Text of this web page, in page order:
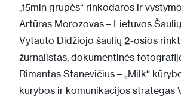
„15min grupės“ rinkodaros ir
Artūras Morozovas – Lietuvos
Vytauto Didžiojo šaulių 2-osios
žurnalistas, dokumentinės
Rimantas Stanevičius – „Milk“
kūrybos ir komunikacijos strategas